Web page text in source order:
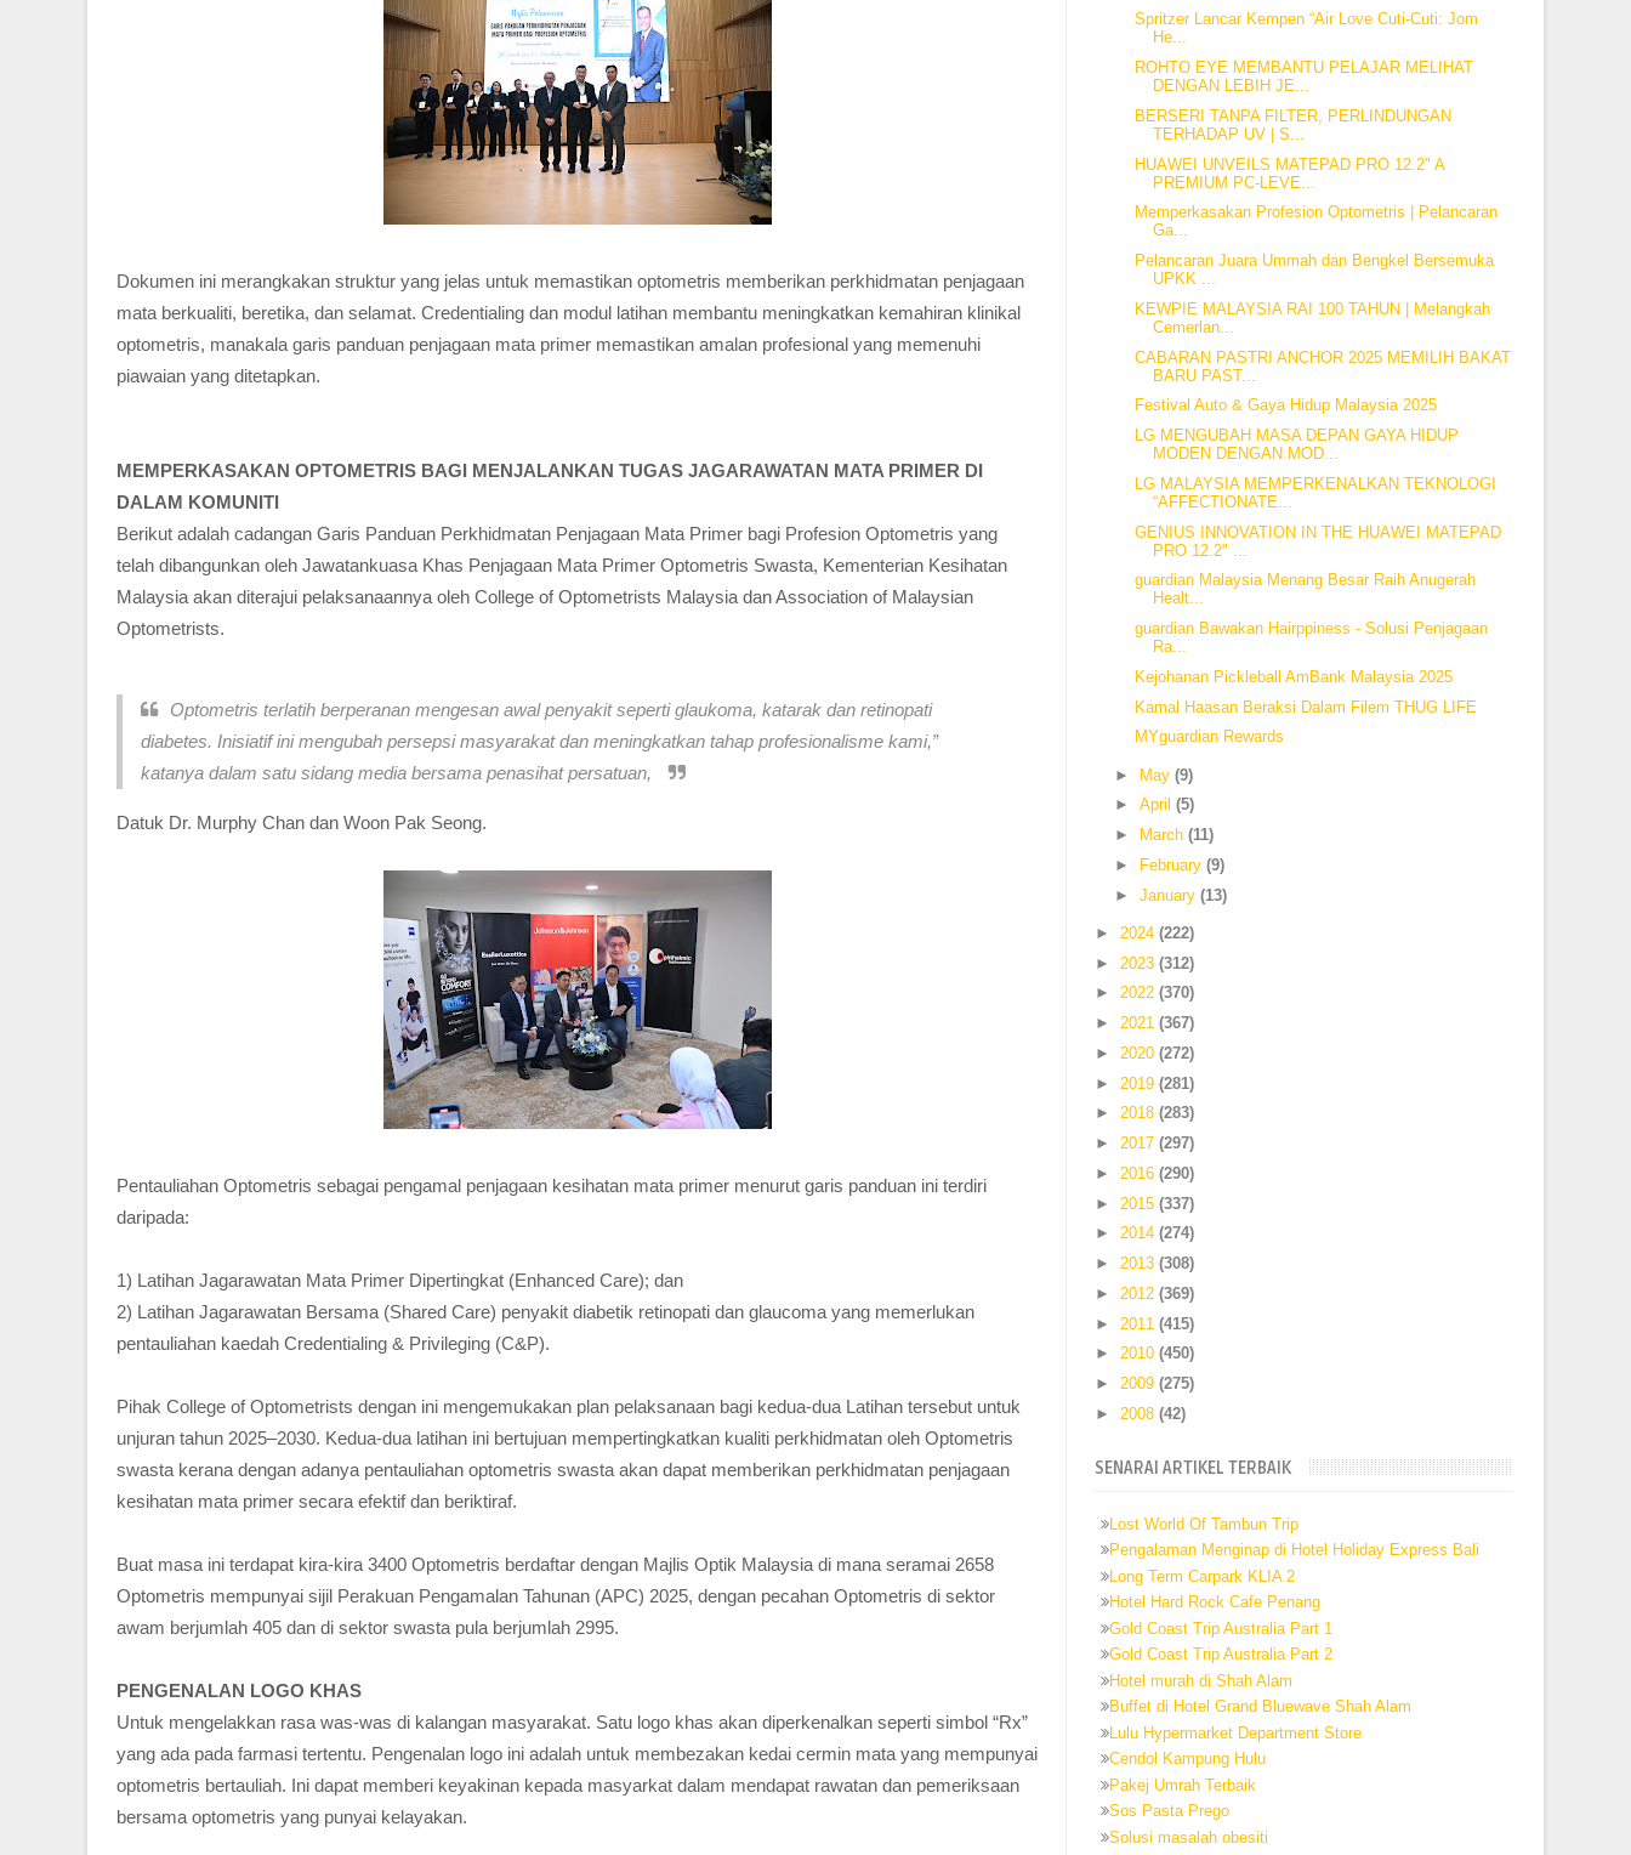
Dokumen ini merangkakan struktur yang jelas untuk memastikan optometris memberikan perkhidmatan penjagaan
mata berkualiti, beretika, dan selamat. Credentialing dan modul latihan membantu meningkatkan kemahiran klinikal
optometris, manakala garis panduan penjagaan mata primer memastikan amalan profesional yang memenuhi
piawaian yang ditetapkan.
MEMPERKASAKAN OPTOMETRIS BAGI MENJALANKAN TUGAS JAGARAWATAN MATA PRIMER DI
DALAM KOMUNITI
Berikut adalah cadangan Garis Panduan Perkhidmatan Penjagaan Mata Primer bagi Profesion Optometris yang
telah dibangunkan oleh Jawatankuasa Khas Penjagaan Mata Primer Optometris Swasta, Kementerian Kesihatan
Malaysia akan diterajui pelaksanaannya oleh College of Optometrists Malaysia dan Association of Malaysian
Optometrists.
Optometris terlatih berperanan mengesan awal penyakit seperti glaukoma, katarak dan retinopati
diabetes. Inisiatif ini mengubah persepsi masyarakat dan meningkatkan tahap profesionalisme kami,”
katanya dalam satu sidang media bersama penasihat persatuan,
Datuk Dr. Murphy Chan dan Woon Pak Seong.
Pentauliahan Optometris sebagai pengamal penjagaan kesihatan mata primer menurut garis panduan ini terdiri
daripada:
1) Latihan Jagarawatan Mata Primer Dipertingkat (Enhanced Care); dan
2) Latihan Jagarawatan Bersama (Shared Care) penyakit diabetik retinopati dan glaucoma yang memerlukan
pentauliahan kaedah Credentialing & Privileging (C&P).
Pihak College of Optometrists dengan ini mengemukakan plan pelaksanaan bagi kedua-dua Latihan tersebut untuk
unjuran tahun 2025–2030. Kedua-dua latihan ini bertujuan mempertingkatkan kualiti perkhidmatan oleh Optometris
swasta kerana dengan adanya pentauliahan optometris swasta akan dapat memberikan perkhidmatan penjagaan
kesihatan mata primer secara efektif dan beriktiraf.
Buat masa ini terdapat kira-kira 3400 Optometris berdaftar dengan Majlis Optik Malaysia di mana seramai 2658
Optometris mempunyai sijil Perakuan Pengamalan Tahunan (APC) 2025, dengan pecahan Optometris di sektor
awam berjumlah 405 dan di sektor swasta pula berjumlah 2995.
PENGENALAN LOGO KHAS
Untuk mengelakkan rasa was-was di kalangan masyarakat. Satu logo khas akan diperkenalkan seperti simbol “Rx”
yang ada pada farmasi tertentu. Pengenalan logo ini adalah untuk membezakan kedai cermin mata yang mempunyai
optometris bertauliah. Ini dapat memberi keyakinan kepada masyarkat dalam mendapat rawatan dan pemeriksaan
bersama optometris yang punyai kelayakan.
Spritzer Lancar Kempen “Air Love Cuti-Cuti: Jom
He...
ROHTO EYE MEMBANTU PELAJAR MELIHAT
DENGAN LEBIH JE...
BERSERI TANPA FILTER, PERLINDUNGAN
TERHADAP UV | S...
HUAWEI UNVEILS MATEPAD PRO 12.2" A
PREMIUM PC-LEVE...
Memperkasakan Profesion Optometris | Pelancaran
Ga...
Pelancaran Juara Ummah dan Bengkel Bersemuka
UPKK ...
KEWPIE MALAYSIA RAI 100 TAHUN | Melangkah
Cemerlan...
CABARAN PASTRI ANCHOR 2025 MEMILIH BAKAT
BARU PAST...
Festival Auto & Gaya Hidup Malaysia 2025
LG MENGUBAH MASA DEPAN GAYA HIDUP
MODEN DENGAN MOD...
LG MALAYSIA MEMPERKENALKAN TEKNOLOGI
“AFFECTIONATE...
GENIUS INNOVATION IN THE HUAWEI MATEPAD
PRO 12.2" ...
guardian Malaysia Menang Besar Raih Anugerah
Healt...
guardian Bawakan Hairppiness - Solusi Penjagaan
Ra...
Kejohanan Pickleball AmBank Malaysia 2025
Kamal Haasan Beraksi Dalam Filem THUG LIFE
MYguardian Rewards
► May (9)
► April (5)
►
March (11)
►
February (9)
► January (13)
► 2024(222)
► 2023(312)
►2022(370)
►2021(367)
► 2020(272)
► 2019(281)
►2018(283)
►2017(297)
► 2016(290)
► 2015(337)
►2014(274)
►2013(308)
► 2012(369)
► 2011(415)
►2010(450)
►2009(275)
► 2008(42)
SENARAI ARTIKEL TERBAIK
Lost World Of Tambun Trip
Pengalaman Menginap di Hotel Holiday Express Bali
Long Term Carpark KLIA 2
Hotel Hard Rock Cafe Penang
Gold Coast Trip Australia Part 1
Gold Coast Trip Australia Part 2
Hotel murah di Shah Alam
Buffet di Hotel Grand Bluewave Shah Alam
Lulu Hypermarket Department Store
Cendol Kampung Hulu
Pakej Umrah Terbaik
Sos Pasta Prego
Solusi masalah obesiti